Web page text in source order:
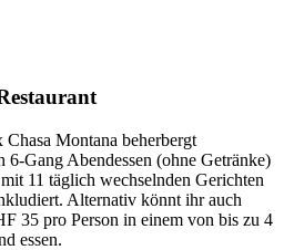
Montana beherbergt
6-Gang Abendessen (ohne Getränke)
11 täglich wechselnden Gerichten
Alternativ könnt ihr auch
35 pro Person in einem von bis zu 4
essen.